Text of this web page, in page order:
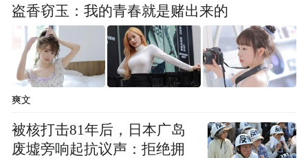
盗香窃玉：我的青春就是赌出来的
爽文
被核打击81年后，日本广岛
废墟旁响起抗议声：拒绝拥